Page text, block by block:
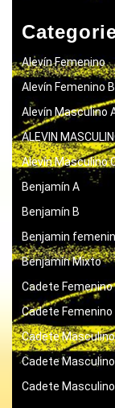
Alevín Femenino
Alevín Femenino B
Alevín Masculino
ALEVIN
Alevín Masculino
Benjamín A
Benjamín B
Benjamin
Benjamín Mixto
Cadete Femenino
Cadete Femenino
Cadete
Cadete
Cadete